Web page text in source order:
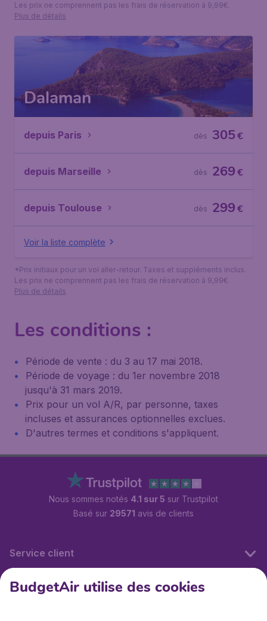
Les prix ne comprennent pas les frais de réservation à 9,99€.
Plus de détails
Dalaman
depuis Paris €
305
dès
depuis Marseille €
269
dès
depuis Toulouse €
299
dès
Voir la liste complète
*Prix initiaux pour un vol aller-retour. Taxes et suppléments inclus.
Les prix ne comprennent pas les frais de réservation à 9,99€.
Plus de détails
Les conditions :
Période de vente : du 3 au 17 mai 2018.
Période de voyage : du 1er novembre 2018
jusqu'à 31 mars 2019.
Prix pour un vol A/R, par personne, taxes
incluses et assurances optionnelles exclues.
D'autres termes et conditions s'appliquent.
Nous sommes notés 4.1 sur 5 sur Trustpilot
Basé sur 29571 avis de clients
Service client
BudgetAir.fr
BudgetAir utilise des cookies